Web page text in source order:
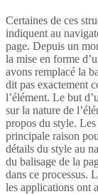
Certaines de ces
indiquent au
page. Depuis un
la mise en forme
avons remplacé la
dit pas exactement
l’élément. Le but
sur la nature de
propos du style. Les
principale raison
détails du style au
du balisage de la
dans ce processus.
les applications ont